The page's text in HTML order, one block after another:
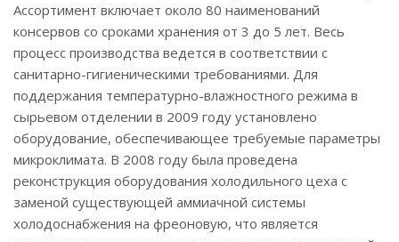
Ассортимент включает около 80 наименований
консервов со сроками хранения от 3 до 5 лет. Весь
процесс производства ведется в соответствии с
санитарно-гигиеническими требованиями. Для
поддержания температурно-влажностного режима в
сырьевом отделении в 2009 году установлено
оборудование, обеспечивающее требуемые параметры
микроклимата. В 2008 году была проведена
реконструкция оборудования холодильного цеха с
заменой существующей аммиачной системы
холодоснабжения на фреоновую, что является